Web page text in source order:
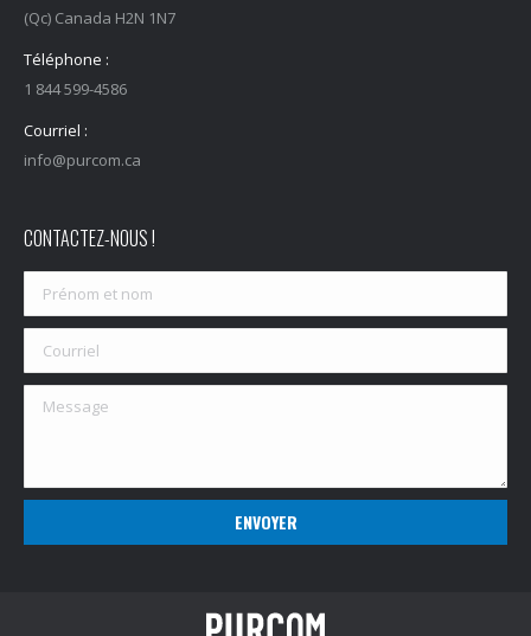
(Qc) Canada H2N 1N7
Téléphone :
1 844 599-4586
Courriel :
info@purcom.ca
CONTACTEZ-NOUS !